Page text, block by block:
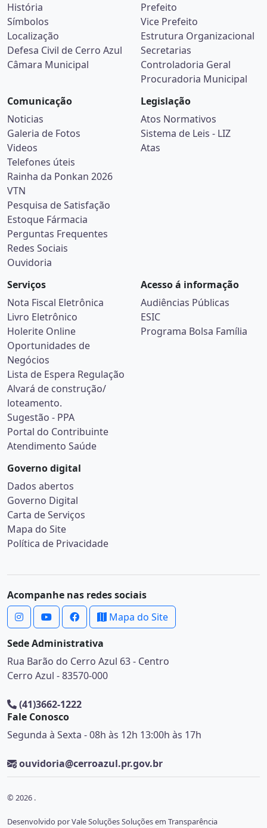
História
Símbolos
Localização
Defesa Civil de Cerro Azul
Câmara Municipal
Prefeito
Vice Prefeito
Estrutura Organizacional
Secretarias
Controladoria Geral
Procuradoria Municipal
Comunicação
Noticias
Galeria de Fotos
Videos
Telefones úteis
Rainha da Ponkan 2026
VTN
Pesquisa de Satisfação
Estoque Fármacia
Perguntas Frequentes
Redes Sociais
Ouvidoria
Legislação
Atos Normativos
Sistema de Leis - LIZ
Atas
Serviços
Nota Fiscal Eletrônica
Livro Eletrônico
Holerite Online
Oportunidades de
Negócios
Lista de Espera Regulação
Alvará de construção/
loteamento.
Sugestão - PPA
Portal do Contribuinte
Atendimento Saúde
Acesso á informação
Audiências Públicas
ESIC
Programa Bolsa Família
Governo digital
Dados abertos
Governo Digital
Carta de Serviços
Mapa do Site
Política de Privacidade
Acompanhe nas redes sociais
Mapa do Site
Sede Administrativa
Rua Barão do Cerro Azul 63 - Centro
Cerro Azul - 83570-000
(41)3662-1222
Fale Conosco
Segunda à Sexta - 08h às 12h 13:00h às 17h
ouvidoria@cerroazul.pr.gov.br
© 2026 .
Desenvolvido por Vale Soluções Soluções em Transparência